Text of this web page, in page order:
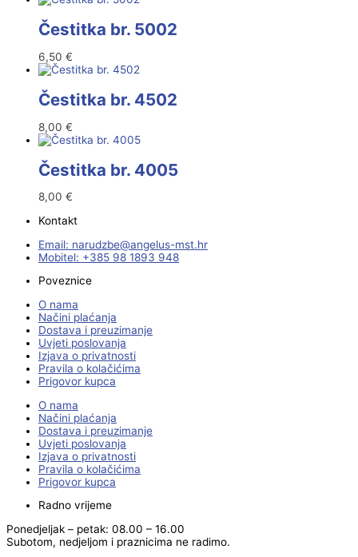
Čestitka br. 5002
6,50 €
Čestitka br. 4502
8,00 €
Čestitka br. 4005
8,00 €
Kontakt
Email:
rh.tsm-sulegna
@ebzduran
Mobitel: +385 98 1893 948
Poveznice
O nama
Načini plaćanja
Dostava i preuzimanje
Uvjeti poslovanja
Izjava o privatnosti
Pravila o kolačićima
Prigovor kupca
O nama
Načini plaćanja
Dostava i preuzimanje
Uvjeti poslovanja
Izjava o privatnosti
Pravila o kolačićima
Prigovor kupca
Radno vrijeme
Ponedjeljak – petak: 08.00 – 16.00
Subotom, nedjeljom i praznicima ne radimo.